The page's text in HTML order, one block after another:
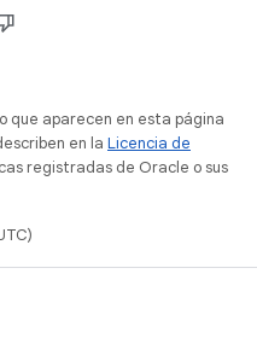
que aparecen en esta página
en la Licencia de
registradas de Oracle o sus